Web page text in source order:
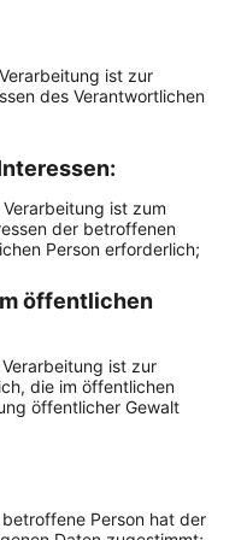
ist zur
des Verantwortlichen
ist zum
der betroffenen
Person erforderlich;
öffentlichen
ist zur
die im öffentlichen
öffentlicher Gewalt
Person hat der